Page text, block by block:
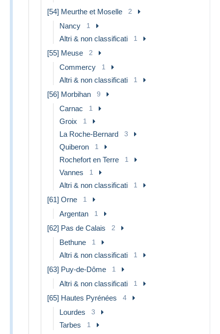
[54] Meurthe et Moselle 2
Nancy 1
Altri & non classificati 1
[55] Meuse 2
Commercy 1
Altri & non classificati 1
[56] Morbihan 9
Carnac 1
Groix 1
La Roche-Bernard 3
Quiberon 1
Rochefort en Terre 1
Vannes 1
Altri & non classificati 1
[61] Orne 1
Argentan 1
[62] Pas de Calais 2
Bethune 1
Altri & non classificati 1
[63] Puy-de-Dôme 1
Altri & non classificati 1
[65] Hautes Pyrénées 4
Lourdes 3
Tarbes 1